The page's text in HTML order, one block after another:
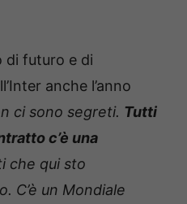
di futuro e di
anche l’anno
ci sono segreti. Tutti
c’è una
che qui sto
C’è un Mondiale